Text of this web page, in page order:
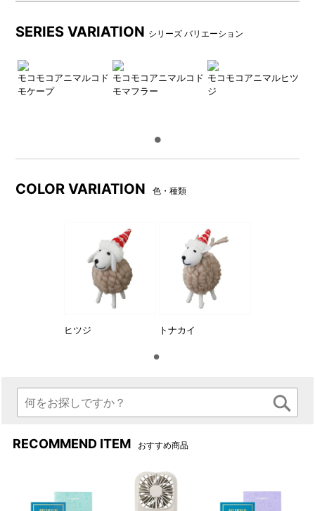
SERIES VARIATION シリーズ バリエーション
モコモコアニマルコド
モケープ
モコモコアニマルコド
モマフラー
モコモコアニマルヒツ
ジ
COLOR VARIATION 色・種類
ヒツジ トナカイ
RECOMMEND ITEM おすすめ商品